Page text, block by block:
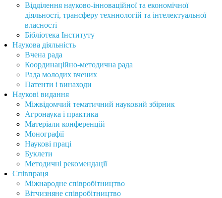
Відділення науково-інноваційної та економічної
діяльності, трансферу техннологій та інтелектуальної
власності
Бібліотека Інституту
Наукова діяльність
Вчена рада
Координаційно-методична рада
Рада молодих вчених
Патенти і винаходи
Наукові видання
Міжвідомчий тематичний науковий збірник
Агронаука і практика
Матеріали конференцій
Монографії
Наукові праці
Буклети
Методичні рекомендації
Співпраця
Міжнародне співробітництво
Вітчизняне співробітництво